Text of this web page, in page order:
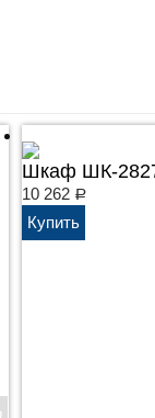
Шкаф ШК-
10 262 Р